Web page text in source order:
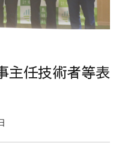
任技術者等表